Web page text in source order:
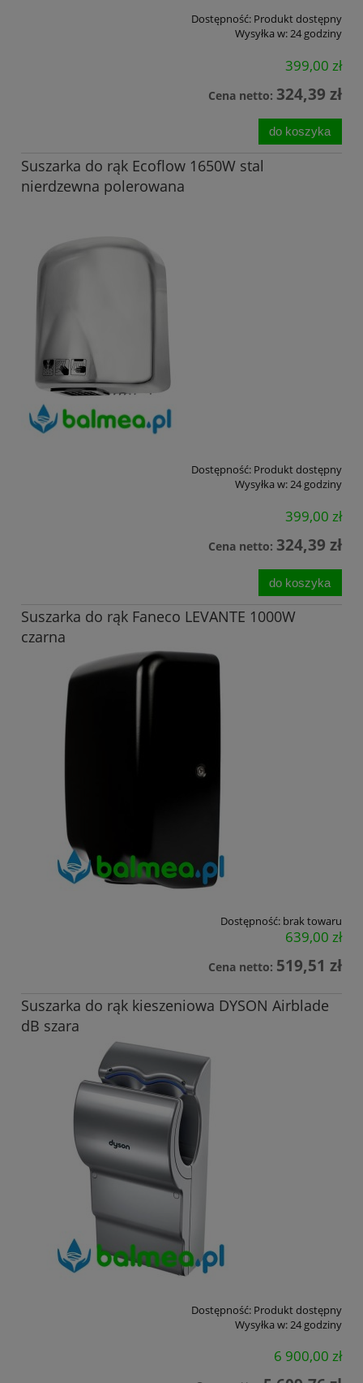
Dostępność: Produkt dostępny
Wysyłka w:24 godziny
399,00 zł
Cena netto: 324,39 zł
do koszyka
Suszarka do rąk Ecoflow 1650W stal
nierdzewna polerowana
Dostępność: Produkt dostępny
Wysyłka w:24 godziny
399,00 zł
Cena netto: 324,39 zł
do koszyka
Suszarka do rąk Faneco LEVANTE 1000W
czarna
Dostępność: brak towaru
639,00 zł
Cena netto: 519,51 zł
Suszarka do rąk kieszeniowa DYSON Airblade
dB szara
Dostępność: Produkt dostępny
Wysyłka w: 24 godziny
6 900,00 zł